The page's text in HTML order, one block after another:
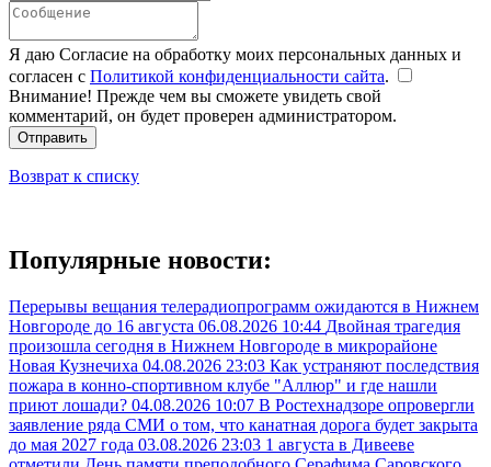
Я даю Согласие на обработку моих персональных данных и
согласен с Политикой конфиденциальности сайта.
Внимание! Прежде чем вы сможете увидеть свой
комментарий, он будет проверен администратором.
Отправить
Возврат к списку
Популярные новости:
Перерывы вещания телерадиопрограмм ожидаются в Нижнем
Новгороде до 16 августа 06.08.2026 10:44 Двойная трагедия
произошла сегодня в Нижнем Новгороде в микрорайоне
Новая Кузнечиха 04.08.2026 23:03 Как устраняют последствия
пожара в конно-спортивном клубе "Аллюр" и где нашли
приют лошади? 04.08.2026 10:07 В Ростехнадзоре опровергли
заявление ряда СМИ о том, что канатная дорога будет закрыта
до мая 2027 года 03.08.2026 23:03 1 августа в Дивееве